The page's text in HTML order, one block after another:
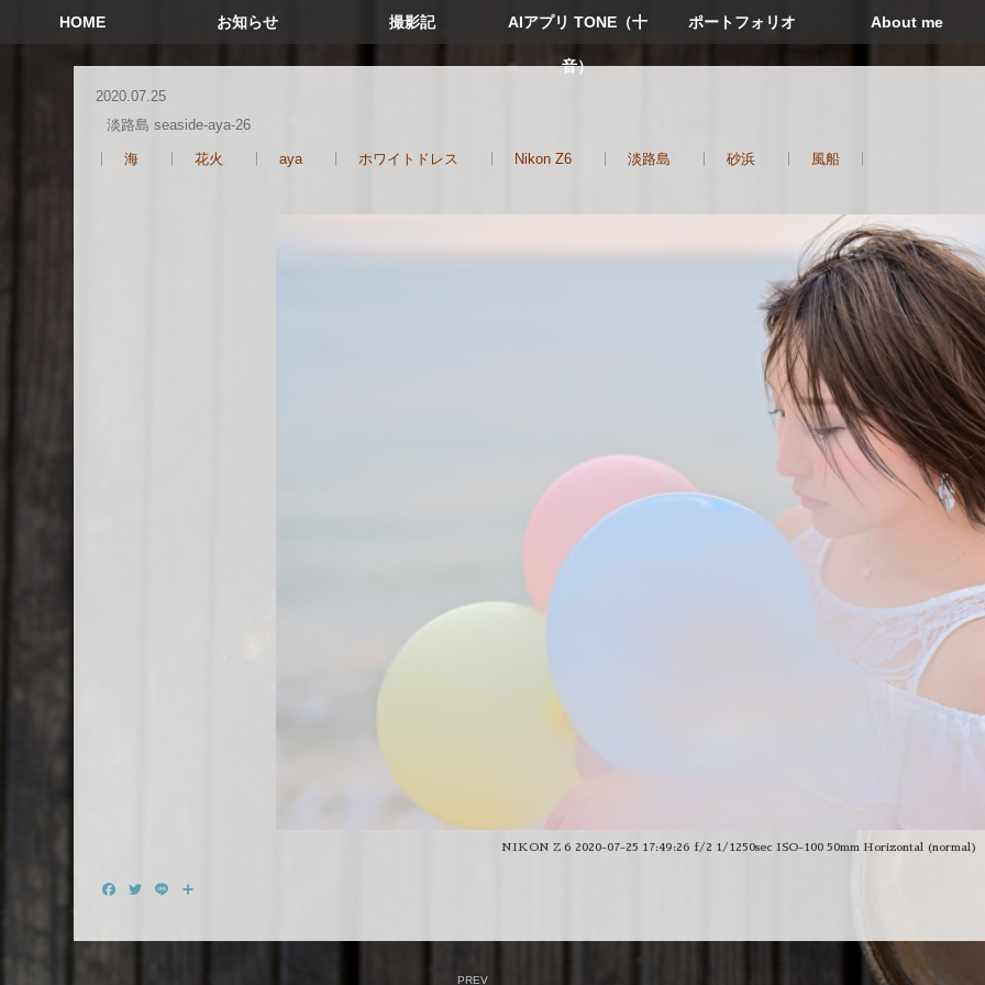
HOME お知らせ 撮影記 AIアプリ TONE（十
音）
ポートフォリオ About me
2020.07.25
淡路島 seaside-aya-26
海 花火 aya ホワイトドレス Nikon Z6 淡路島 砂浜 風船
NIKON Z 6 2020-07-25 17:49:26 f/2 1/1250sec ISO-100 50mm Horizontal (normal)
Facebook
Twitter
Line
PREV